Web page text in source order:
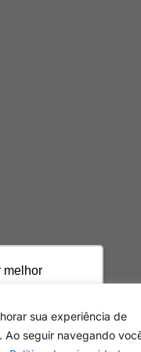
melhor
este site, você
Saiba mais
sua experiência de
Ao seguir navegando